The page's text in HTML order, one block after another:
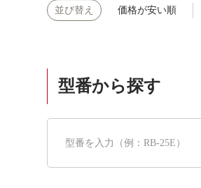
並び替え 価格が安い順
型番から探す